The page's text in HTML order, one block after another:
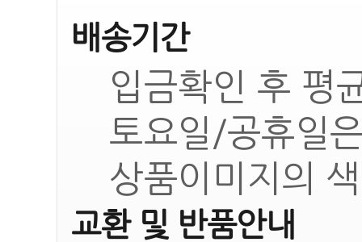
배송기간
입금확인 후 평
토요일/공휴일
상품이미지의
교환 및 반품안내